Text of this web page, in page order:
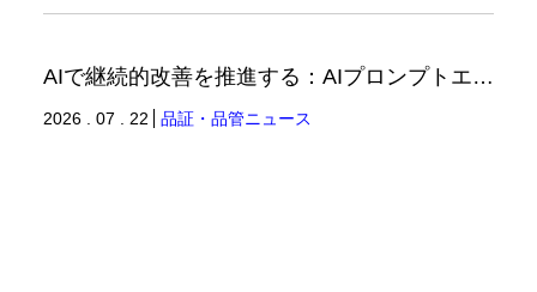
AIで継続的改善を推進する：AIプロンプトエンジニアリングへの品質思考の適用-2（品証品管ニュース）
2026 . 07 . 22 品証・品管ニュース